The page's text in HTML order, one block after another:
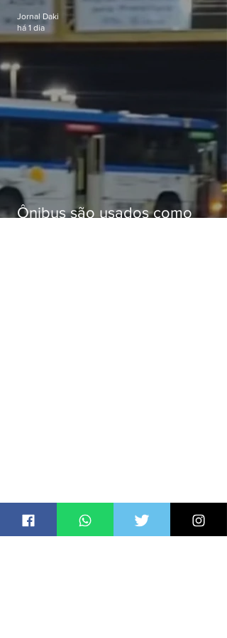
Ônibus são usados como
Jornal Daki
há 1 dia